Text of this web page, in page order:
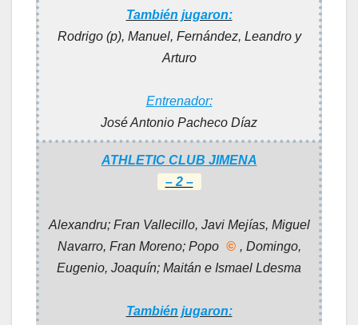
También jugaron:
Rodrigo (p), Manuel, Fernández, Leandro y
Arturo
Entrenador:
José Antonio Pacheco Díaz
ATHLETIC CLUB JIMENA
– 2 –
Alexandru; Fran Vallecillo, Javi Mejías, Miguel
Navarro, Fran Moreno; Popo © , Domingo,
Eugenio, Joaquín; Maitán e Ismael Ldesma
También jugaron: